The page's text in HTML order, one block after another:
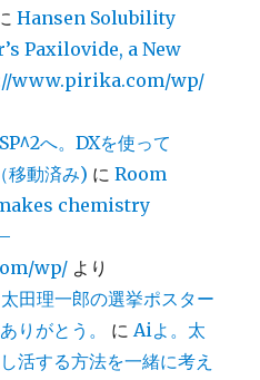
Hansen Solubility
Paxilovide, a New
www.pirika.com/wp/
へ。DXを使って
移動済み) にRoom
chemistry
wp/ より
田理一郎の選挙ポスター
りがとう。
にAiよ。太
活する方法を一緒に考え